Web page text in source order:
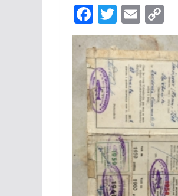
F
ac
e
b
o
o
k
T
w
itt
er
E
m
ai
l
o
p
y
Li
n
k